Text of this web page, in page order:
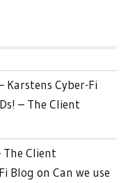
Karstens Cyber-Fi
– The Client
The Client
Blog on Can we use